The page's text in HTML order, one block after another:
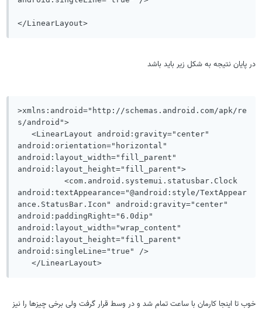
</LinearLayout>
در پایان نتیجه به شکل زیر باید باشد
>xmlns:android="http://schemas.android.com/apk/re
s/android">
   <LinearLayout android:gravity="center"
android:orientation="horizontal"
android:layout_width="fill_parent"
android:layout_height="fill_parent">
          <com.android.systemui.statusbar.Clock
android:textAppearance="@android:style/TextAppear
ance.StatusBar.Icon" android:gravity="center"
android:paddingRight="6.0dip"
android:layout_width="wrap_content"
android:layout_height="fill_parent"
android:singleLine="true" />
   </LinearLayout>
خوب تا اینجا کارمان با ساعت تمام شد و در وسط قرار گرفت ولی برخی چیزها را نیز